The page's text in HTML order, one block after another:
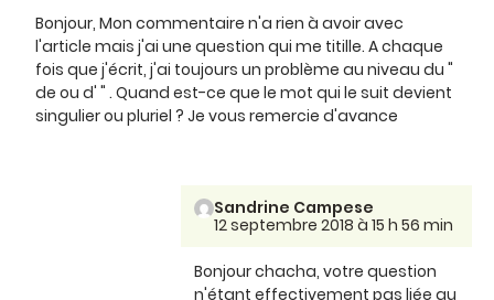
Bonjour, Mon commentaire n'a rien à avoir avec
l'article mais j'ai une question qui me titille. A chaque
fois que j'écrit, j'ai toujours un problème au niveau du "
de ou d' " . Quand est-ce que le mot qui le suit devient
singulier ou pluriel ? Je vous remercie d'avance
Sandrine Campese
12 septembre 2018 à 15 h 56 min
Bonjour chacha, votre question
n'étant effectivement pas liée au